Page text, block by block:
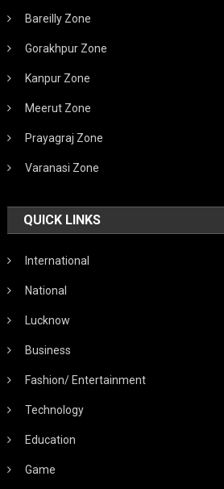
Bareilly Zone
Gorakhpur Zone
Kanpur Zone
Meerut Zone
Prayagraj Zone
Varanasi Zone
QUICK LINKS
International
National
Lucknow
Business
Fashion/ Entertainment
Technology
Education
Game